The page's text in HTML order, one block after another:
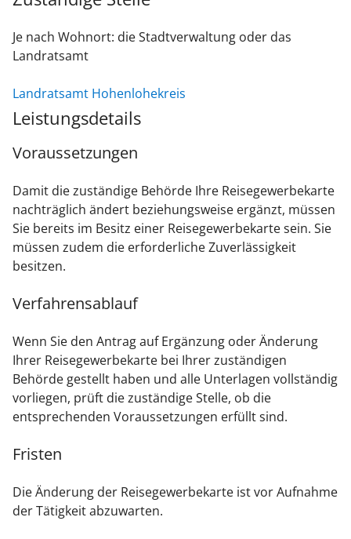
Je nach Wohnort: die Stadtverwaltung oder das
Landratsamt
Landratsamt Hohenlohekreis
Leistungsdetails
Voraussetzungen
Damit die zuständige Behörde Ihre Reisegewerbekarte
nachträglich ändert beziehungsweise ergänzt, müssen
Sie bereits im Besitz einer Reisegewerbekarte sein. Sie
müssen zudem die erforderliche Zuverlässigkeit
besitzen.
Verfahrensablauf
Wenn Sie den Antrag auf Ergänzung oder Änderung
Ihrer Reisegewerbekarte bei Ihrer zuständigen
Behörde gestellt haben und alle Unterlagen vollständig
vorliegen, prüft die zuständige Stelle, ob die
entsprechenden Voraussetzungen erfüllt sind.
Fristen
Die Änderung der Reisegewerbekarte ist vor Aufnahme
der Tätigkeit abzuwarten.